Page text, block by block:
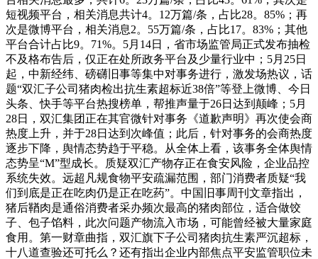
短视频平台，相关消息共计4。12万篇/条，占比28。85%；再
次是微博平台，相关消息2。55万篇/条，占比17。83%；其他
平台合计占比9。71%。5月14日，省市场监管局正式发布抽检
不及格布告后，仅正在处所政务平台及少量行业中；5月25日
起，中新经纬、磅礴旧事等集中对事务进行，激发场热议，话
题“双汇子公司猪肉检出抗生素超标近38倍”等登上微博、今日
头条、快手等平台热搜榜单，帮推声量于26日达到颠峰；5月
28日，双汇集团正在其官微针对事务《道歉声明》再次使会商
热度上升，并于28日达到次峰值；此后，针对事务的会商热度
逐步下降，舆情态势趋于平稳。从全体上看，该事务全体舆情
态势呈“M”型成长。质疑双汇产物存正在食安风险，企业品控
系统失效。远超凡规食物平安疏漏范围，部门消费者质疑“我
们到底是正在吃肉仍是正在吃药”。中国旧事周刊文章指出，
猪后鞧肉是通俗消费者采办频次最高的猪肉部位，适合做饺
子、包子馅料，此次问题产物流入市场，可能曾经被大量家庭
食用。第一财章曲指，双汇旗下子公司猪肉抗生素严沉超标，
十八道查验还可托么？还有指出企业内部焦点平安监管职位未